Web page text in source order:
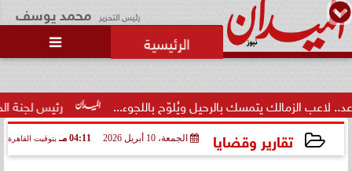
رئيس التحرير محمد يوسف

رئيس لجنة الحكام: الفراعنة يتمسك بالرحيل ويُلوّح باللجوء...
تقارير وقضايا الجمعة، 10 أبريل 2026 04:11 مـ بتوقيت القاهرة